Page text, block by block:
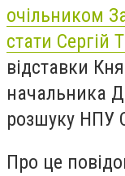
очільником
стати Сергій
відставки
начальника
розшуку НПУ
Про це